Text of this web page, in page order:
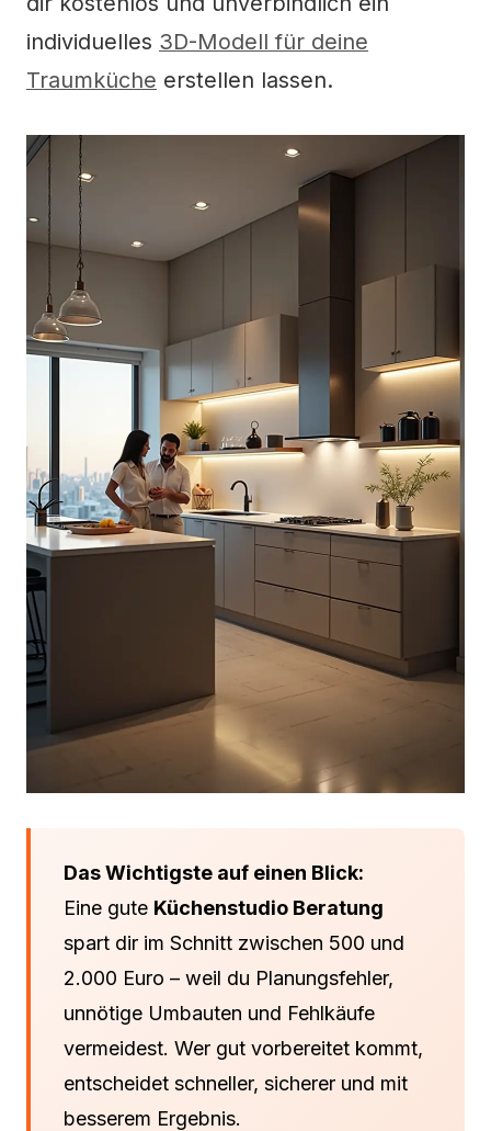
individuelles 3D-Modell für deine
Traumküche erstellen lassen.
Das Wichtigste auf einen Blick:
Eine gute Küchenstudio Beratung
spart dir im Schnitt zwischen 500 und
2.000 Euro – weil du Planungsfehler,
unnötige Umbauten und Fehlkäufe
vermeidest. Wer gut vorbereitet kommt,
entscheidet schneller, sicherer und mit
besserem Ergebnis.